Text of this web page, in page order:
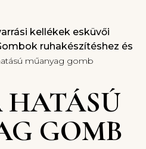
kellékek esküvői
ruhakészítéshez és
műanyag gomb
HATÁSÚ
GOMB